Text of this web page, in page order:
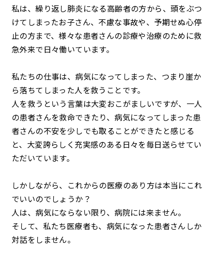
私は、繰り返し肺炎になる高齢者の方から、頭をぶつ
けてしまったお子さん、不慮な事故や、予期せぬ心停
止の方まで、様々な患者さんの診療や治療のために救
急外来で日々働いています。
私たちの仕事は、病気になってしまった、つまり崖か
ら落ちてしまった人を救うことです。
人を救うという言葉は大変おこがましいですが、一人
の患者さんを救命できたり、病気になってしまった患
者さんの不安を少しでも取ることができたと感じる
と、大変誇らしく充実感のある日々を毎日送らせてい
ただいています。
しかしながら、これからの医療のあり方は本当にこれ
でいいのでしょうか？
人は、病気にならない限り、病院には来ません。
そして、私たち医療者も、病気になった患者さんしか
対話をしません。